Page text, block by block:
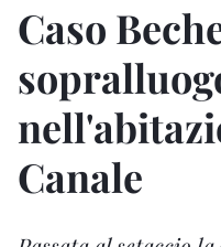
Caso
Canale